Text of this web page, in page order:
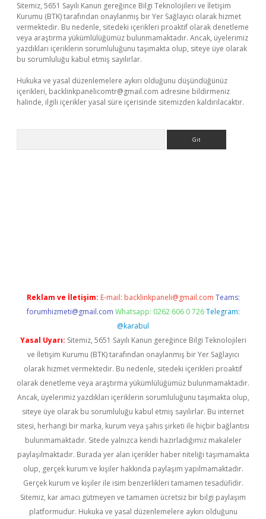
Sitemiz, 5651 Sayılı Kanun gereğince Bilgi Teknolojileri ve İletişim
Kurumu (BTK) tarafından onaylanmış bir Yer Sağlayıcı olarak hizmet
vermektedir. Bu nedenle, sitedeki içerikleri proaktif olarak denetleme
veya araştırma yükümlülüğümüz bulunmamaktadır. Ancak, üyelerimiz
yazdıkları içeriklerin sorumluluğunu taşımakta olup, siteye üye olarak
bu sorumluluğu kabul etmiş sayılırlar.
Hukuka ve yasal düzenlemelere aykırı olduğunu düşündüğünüz
içerikleri, backlinkpanelicomtr@gmail.com adresine bildirmeniz
halinde, ilgili içerikler yasal süre içerisinde sitemizden kaldırılacaktır.
Reklam ve İletişim: E-mail: backlinkpaneli@gmail.com Teams:
forumhizmeti@gmail.com Whatsapp: 0262 606 0 726 Telegram:
@karabul
Yasal Uyarı: Sitemiz, 5651 Sayılı Kanun gereğince Bilgi Teknolojileri
ve İletişim Kurumu (BTK) tarafından onaylanmış bir Yer Sağlayıcı
olarak hizmet vermektedir. Bu nedenle, sitedeki içerikleri proaktif
olarak denetleme veya araştırma yükümlülüğümüz bulunmamaktadır.
Ancak, üyelerimiz yazdıkları içeriklerin sorumluluğunu taşımakta olup,
siteye üye olarak bu sorumluluğu kabul etmiş sayılırlar. Bu internet
sitesi, herhangi bir marka, kurum veya şahıs şirketi ile hiçbir bağlantısı
bulunmamaktadır. Sitede yalnızca kendi hazırladığımız makaleler
paylaşılmaktadır. Burada yer alan içerikler haber niteliği taşımamakta
olup, gerçek kurum ve kişiler hakkında paylaşım yapılmamaktadır.
Gerçek kurum ve kişiler ile isim benzerlikleri tamamen tesadüfidir.
Sitemiz, kar amacı gütmeyen ve tamamen ücretsiz bir bilgi paylaşım
platformudur. Hukuka ve yasal düzenlemelere aykırı olduğunu